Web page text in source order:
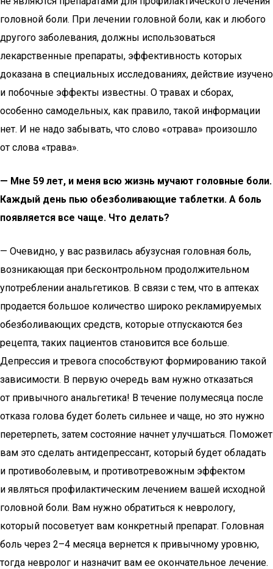
головной боли. При лечении головной боли, как и любого
другого заболевания, должны использоваться
лекарственные препараты, эффективность которых
доказана в специальных исследованиях, действие изучено
и побочные эффекты известны. О травах и сборах,
особенно самодельных, как правило, такой информации
нет. И не надо забывать, что слово «отрава» произошло
от слова «трава».
— Мне 59 лет, и меня всю жизнь мучают головные боли.
Каждый день пью обезболивающие таблетки. А боль
появляется все чаще. Что делать?
— Очевидно, у вас развилась абузусная головная боль,
возникающая при бесконтрольном продолжительном
употреблении анальгетиков. В связи с тем, что в аптеках
продается большое количество широко рекламируемых
обезболивающих средств, которые отпускаются без
рецепта, таких пациентов становится все больше.
Депрессия и тревога способствуют формированию такой
зависимости. В первую очередь вам нужно отказаться
от привычного анальгетика! В течение полумесяца после
отказа голова будет болеть сильнее и чаще, но это нужно
перетерпеть, затем состояние начнет улучшаться. Поможет
вам это сделать антидепрессант, который будет обладать
и противоболевым, и противотревожным эффектом
и являться профилактическим лечением вашей исходной
головной боли. Вам нужно обратиться к неврологу,
который посоветует вам конкретный препарат. Головная
боль через 2–4 месяца вернется к привычному уровню,
тогда невролог и назначит вам ее окончательное лечение.